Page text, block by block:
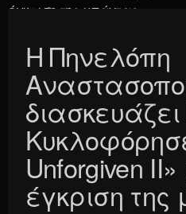
Η Πηνελόπη
Unforgiven
έγκριση